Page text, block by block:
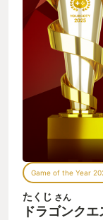
Game of the Year
たくじ さん
ドラゴンク